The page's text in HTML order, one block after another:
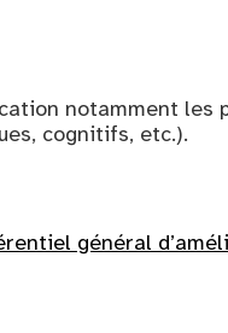
notamment les
cognitifs, etc.).
général